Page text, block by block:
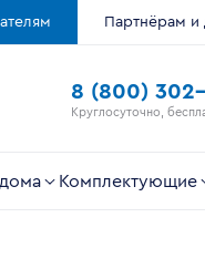
Партнёрам и
8 (800)
Круглосуточно,
Комплектующие